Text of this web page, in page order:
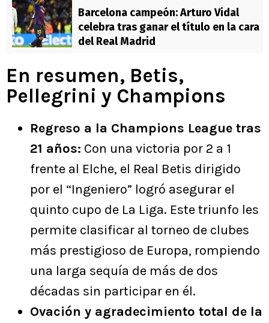
Barcelona campeón: Arturo Vidal
celebra tras ganar el título en la cara
del Real Madrid
En resumen, Betis,
Pellegrini y Champions
Regreso a la Champions League tras
21 años: Con una victoria por 2 a 1
frente al Elche, el Real Betis dirigido
por el “Ingeniero” logró asegurar el
quinto cupo de La Liga. Este triunfo les
permite clasificar al torneo de clubes
más prestigioso de Europa, rompiendo
una larga sequía de más de dos
décadas sin participar en él.
Ovación y agradecimiento total de la